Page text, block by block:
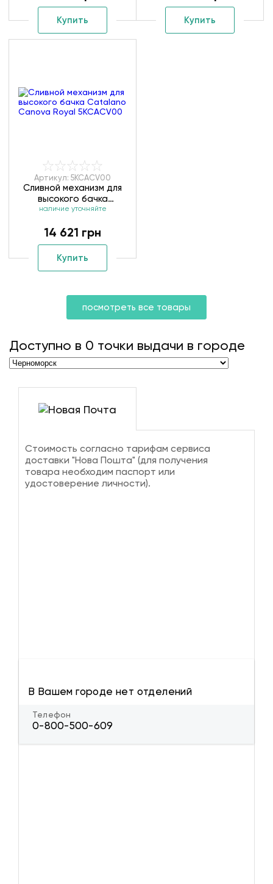
Купить Купить
Артикул: 5KCACV00
Сливной механизм для
высокого бачка
Catalano Canova Royal
наличие уточняйте
14 621 грн
Купить
посмотреть все товары
Доступно в 0 точки выдачи в городе
Стоимость согласно тарифам сервиса
доставки "Нова Пошта" (для получения
товара необходим паспорт или
удостоверение личности).
В Вашем городе нет отделений
Телефон
0-800-500-609